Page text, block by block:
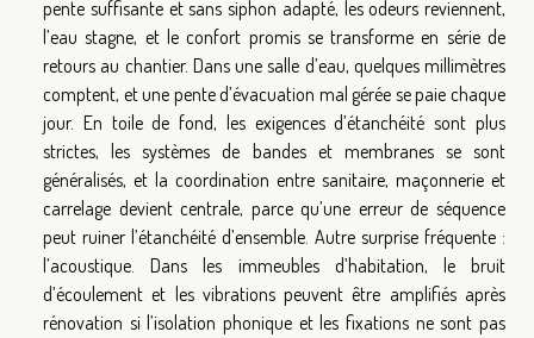
pente suffisante et sans siphon adapté, les odeurs reviennent,
l’eau stagne, et le confort promis se transforme en série de
retours au chantier. Dans une salle d’eau, quelques millimètres
comptent, et une pente d’évacuation mal gérée se paie chaque
jour. En toile de fond, les exigences d’étanchéité sont plus
strictes, les systèmes de bandes et membranes se sont
généralisés, et la coordination entre sanitaire, maçonnerie et
carrelage devient centrale, parce qu’une erreur de séquence
peut ruiner l’étanchéité d’ensemble. Autre surprise fréquente :
l’acoustique. Dans les immeubles d’habitation, le bruit
d’écoulement et les vibrations peuvent être amplifiés après
rénovation si l’isolation phonique et les fixations ne sont pas